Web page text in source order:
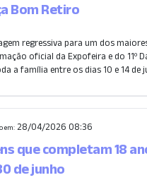
Bom Retiro
regressiva para um dos
oficial da Expofeira e do 11º
a família entre os dias 10 e 14 de
em: 28/04/2026 08:36
que completam 18
de junho